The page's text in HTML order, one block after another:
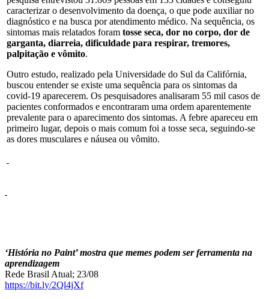
caracterizar o desenvolvimento da doença, o que pode auxiliar no
diagnóstico e na busca por atendimento médico. Na sequência, os
sintomas mais relatados foram tosse seca, dor no corpo, dor de
garganta, diarreia, dificuldade para respirar, tremores,
palpitação e vômito.
Outro estudo, realizado pela Universidade do Sul da Califórnia,
buscou entender se existe uma sequência para os sintomas da
covid-19 aparecerem. Os pesquisadores analisaram 55 mil casos de
pacientes conformados e encontraram uma ordem aparentemente
prevalente para o aparecimento dos sintomas. A febre apareceu em
primeiro lugar, depois o mais comum foi a tosse seca, seguindo-se
as dores musculares e náusea ou vômito.
‘História no Paint’ mostra que memes podem ser ferramenta na
aprendizagem
Rede Brasil Atual; 23/08
https://bit.ly/2Ql4jXf